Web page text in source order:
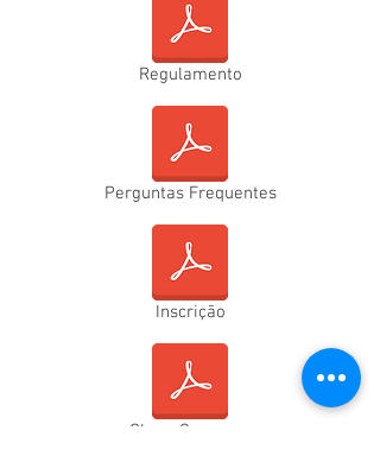
Regulamento
Perguntas Frequentes
Inscrição
Obras Concurso